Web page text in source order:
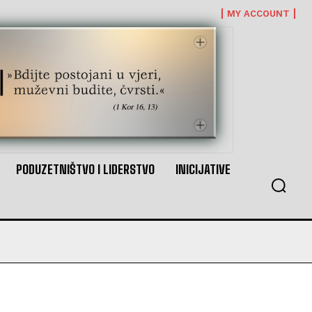
MY ACCOUNT
PODUZETNIŠTVO I LIDERSTVO INICIJATIVE